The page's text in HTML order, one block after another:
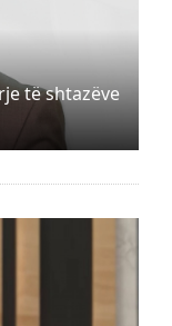
të shtazëve